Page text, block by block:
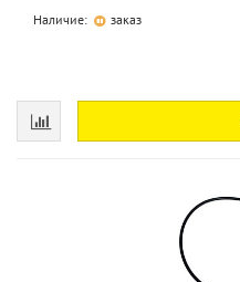
Наличие: заказ